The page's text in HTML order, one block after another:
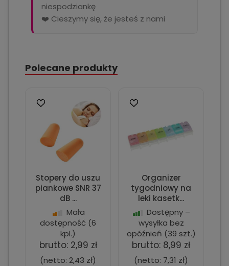
niespodziankę
❤️ Cieszymy się, że jesteś z nami
Polecane produkty
Stopery do uszu
piankowe SNR 37
dB ...
Mała
dostępność (6
kpl.)
brutto: 2,99 zł
(netto: 2,43 zł)
Organizer
tygodniowy na
leki kasetk...
Dostępny –
wysyłka bez
opóźnień (39 szt.)
brutto: 8,99 zł
(netto: 7,31 zł)